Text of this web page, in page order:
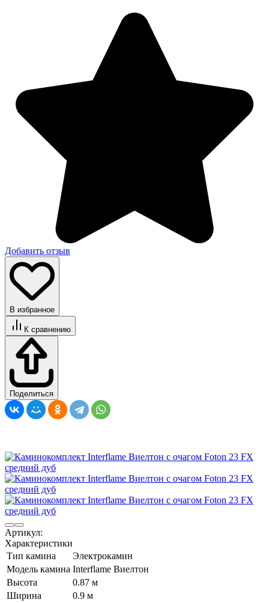
Добавить отзыв
В избранное
К сравнению
Поделиться
Артикул:
Характеристики
Тип камина
Электрокамин
Модель камина Interflame Виелтон
Высота
0.87 м
Ширина
0.9 м